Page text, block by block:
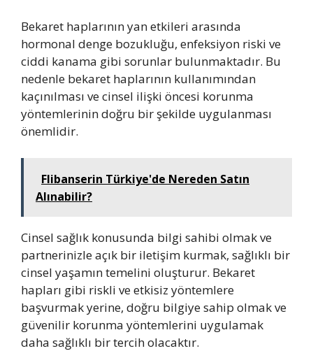
Bekaret haplarının yan etkileri arasında
hormonal denge bozukluğu, enfeksiyon riski ve
ciddi kanama gibi sorunlar bulunmaktadır. Bu
nedenle bekaret haplarının kullanımından
kaçınılması ve cinsel ilişki öncesi korunma
yöntemlerinin doğru bir şekilde uygulanması
önemlidir.
Flibanserin Türkiye'de Nereden Satın
Alınabilir?
Cinsel sağlık konusunda bilgi sahibi olmak ve
partnerinizle açık bir iletişim kurmak, sağlıklı bir
cinsel yaşamın temelini oluşturur. Bekaret
hapları gibi riskli ve etkisiz yöntemlere
başvurmak yerine, doğru bilgiye sahip olmak ve
güvenilir korunma yöntemlerini uygulamak
daha sağlıklı bir tercih olacaktır.